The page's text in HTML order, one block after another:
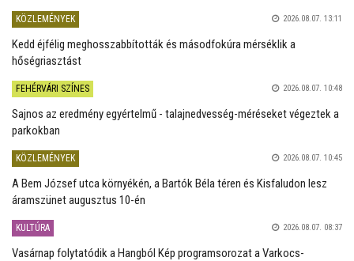
KÖZLEMÉNYEK 2026.08.07. 13:11
Kedd éjfélig meghosszabbították és másodfokúra mérséklik a
hőségriasztást
FEHÉRVÁRI SZÍNES 2026.08.07. 10:48
Sajnos az eredmény egyértelmű - talajnedvesség-méréseket végeztek a
parkokban
KÖZLEMÉNYEK 2026.08.07. 10:45
A Bem József utca környékén, a Bartók Béla téren és Kisfaludon lesz
áramszünet augusztus 10-én
KULTÚRA 2026.08.07. 08:37
Vasárnap folytatódik a Hangból Kép programsorozat a Varkocs-